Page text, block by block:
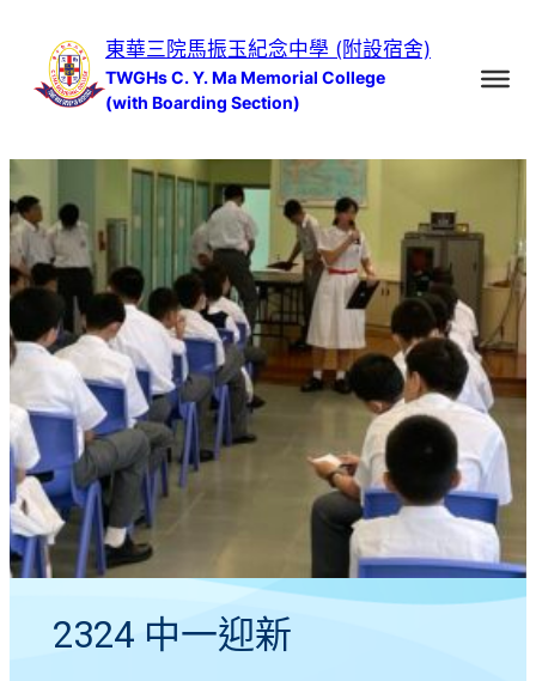
容
東華三院馬振玉紀念中學 (附設宿舍)
TWGHs C. Y. Ma Memorial College
(with Boarding Section)
2324 中一迎新